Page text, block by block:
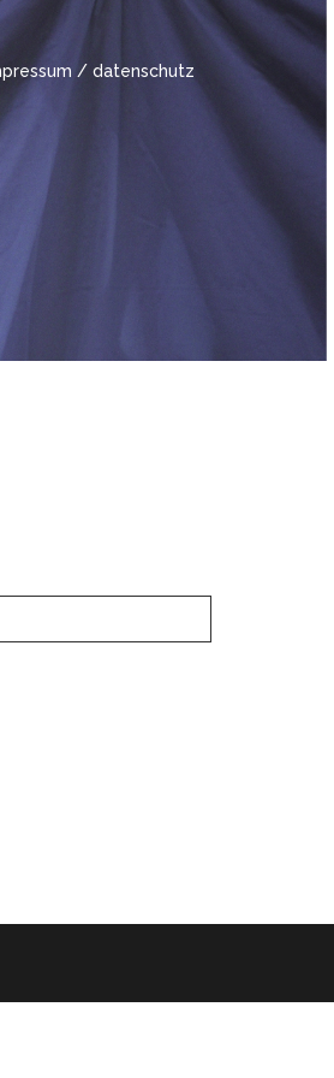
/ datenschutz